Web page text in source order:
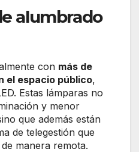
alumbrado
con más de
el espacio público,
Estas lámparas no
y menor
que además están
de telegestión que
manera remota.